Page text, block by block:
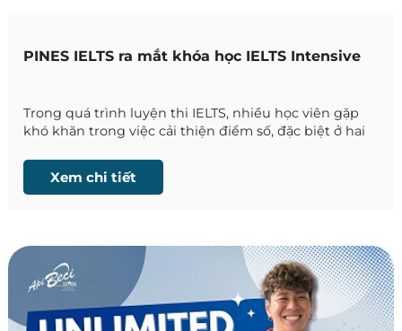
PINES IELTS ra mắt khóa học IELTS Intensive
Trong quá trình luyện thi IELTS, nhiều học viên gặp
khó khăn trong việc cải thiện điểm số, đặc biệt ở hai
đòi hỏi không chỉ vốn từ và ngữ pháp, mà còn liên
quan trực tiếp đến khả năng lập luận, phát triển ý
Xem chi tiết